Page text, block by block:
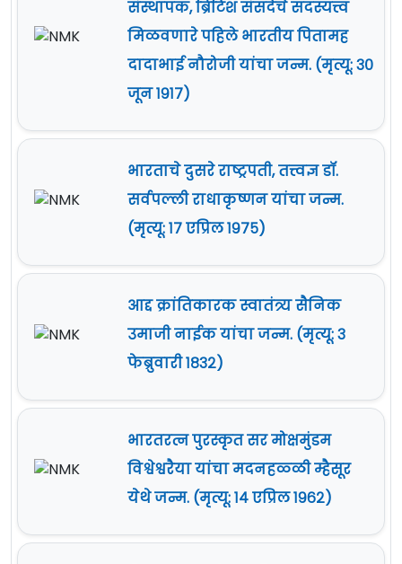
संस्थापक, ब्रिटिश संसदेचे सदस्यत्त्व
मिळवणारे पहिले भारतीय पितामह
दादाभाई नौरोजी यांचा जन्म. (मृत्यू: ३०
जून १९१७)
भारताचे दुसरे राष्ट्रपती, तत्त्वज्ञ डॉ.
सर्वपल्ली राधाकृष्णन यांचा जन्म.
(मृत्यू: १७ एप्रिल १९७५)
आद्द क्रांतिकारक स्वातंत्र्य सैनिक
उमाजी नाईक यांचा जन्म. (मृत्यू: ३
फेब्रुवारी १८३२)
भारतरत्न पुरस्कृत सर मोक्षमुंडम
विश्वेश्वरैया यांचा मदनहळ्ळी म्हैसूर
येथे जन्म. (मृत्यू: १४ एप्रिल १९६२)